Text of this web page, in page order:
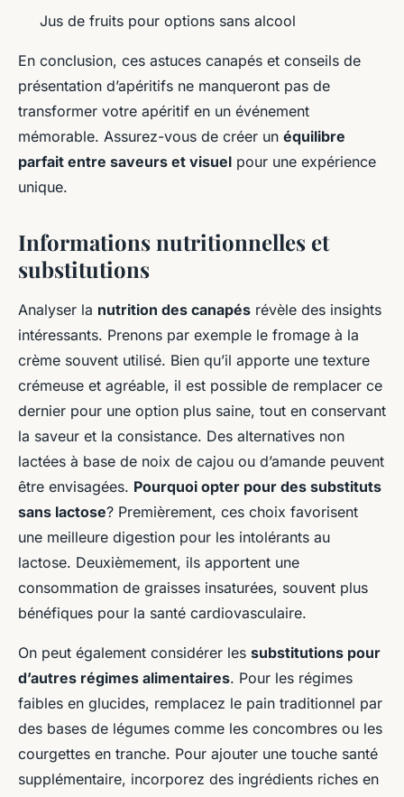
Jus de fruits pour options sans alcool
En conclusion, ces astuces canapés et conseils de
présentation d’apéritifs ne manqueront pas de
transformer votre apéritif en un événement
mémorable. Assurez-vous de créer un équilibre
parfait entre saveurs et visuel pour une expérience
unique.
Informations nutritionnelles et
substitutions
Analyser la nutrition des canapés révèle des insights
intéressants. Prenons par exemple le fromage à la
crème souvent utilisé. Bien qu’il apporte une texture
crémeuse et agréable, il est possible de remplacer ce
dernier pour une option plus saine, tout en conservant
la saveur et la consistance. Des alternatives non
lactées à base de noix de cajou ou d’amande peuvent
être envisagées. Pourquoi opter pour des substituts
sans lactose? Premièrement, ces choix favorisent
une meilleure digestion pour les intolérants au
lactose. Deuxièmement, ils apportent une
consommation de graisses insaturées, souvent plus
bénéfiques pour la santé cardiovasculaire.
On peut également considérer les substitutions pour
d’autres régimes alimentaires. Pour les régimes
faibles en glucides, remplacez le pain traditionnel par
des bases de légumes comme les concombres ou les
courgettes en tranche. Pour ajouter une touche santé
supplémentaire, incorporez des ingrédients riches en